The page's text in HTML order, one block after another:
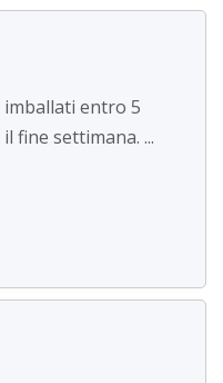
entro 5
fine settimana. ...